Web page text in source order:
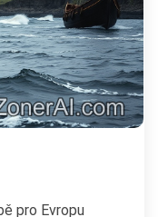
pro Evropu